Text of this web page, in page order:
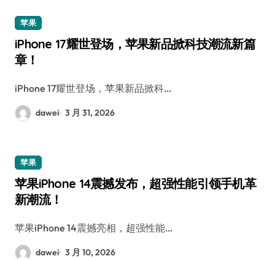
苹果
iPhone 17耀世登场，苹果新品掀科技潮流新篇
章！
iPhone 17耀世登场，苹果新品掀科…
dawei 3 月 31, 2026
苹果
苹果iPhone 14震撼发布，超强性能引领手机革
新潮流！
苹果iPhone 14震撼亮相，超强性能…
dawei 3 月 10, 2026